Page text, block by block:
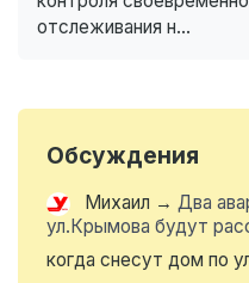
отслеживания н...
Обсуждения
Михаил → Два
ул.Крымова будут
когда снесут дом по